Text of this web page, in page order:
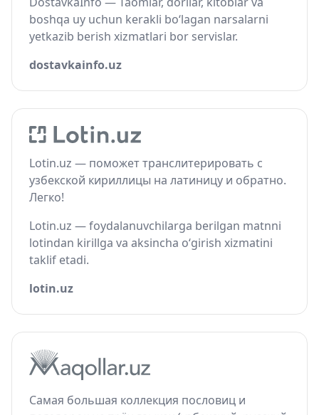
boshqa uy uchun kerakli bo‘lagan narsalarni
yetkazib berish xizmatlari bor servislar.
dostavkainfo.uz
Lotin.uz — поможет транслитерировать с
узбекской кириллицы на латиницу и обратно.
Легко!
Lotin.uz — foydalanuvchilarga berilgan matnni
lotindan kirillga va aksincha o‘girish xizmatini
taklif etadi.
lotin.uz
Самая большая коллекция пословиц и